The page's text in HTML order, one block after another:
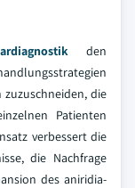
den
die
Patienten
verbessert die
die Nachfrage
des aniridia-